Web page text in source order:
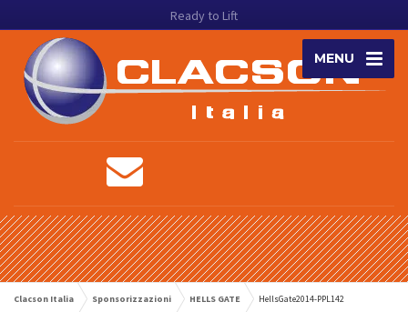
Ready to Lift
MENU
Clacson Italia Sponsorizzazioni HELLS GATE HellsGate2014-PPL142